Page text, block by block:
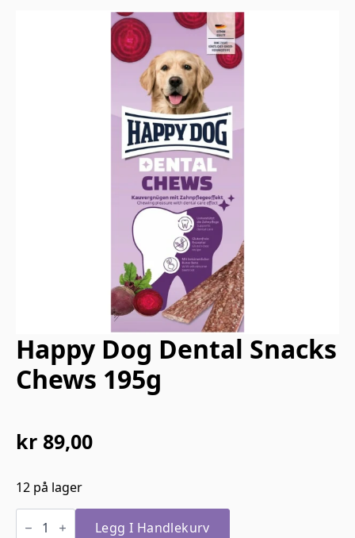
Happy Dog Dental Snacks
Chews 195g
kr 89,00
12 på lager
Happy
Dog Legg I Handlekurv